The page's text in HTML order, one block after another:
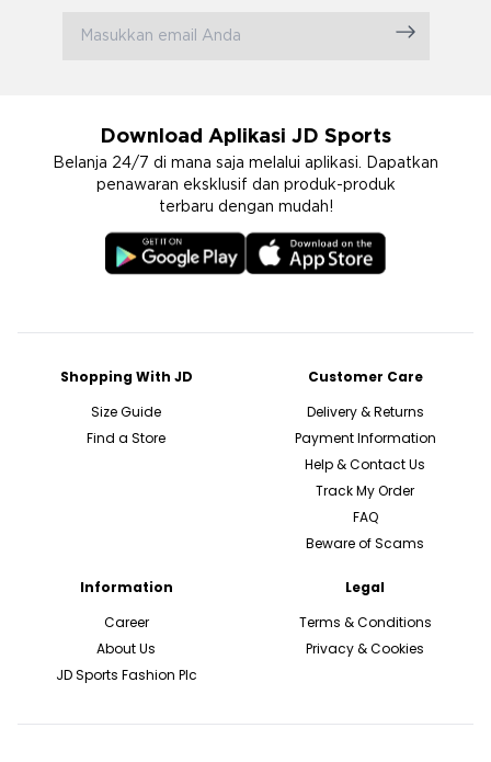
Download Aplikasi JD Sports
Belanja 24/7 di mana saja melalui aplikasi. Dapatkan
penawaran eksklusif dan produk-produk
terbaru dengan mudah!
Shopping With JD
Size Guide
Find a Store
Customer Care
Delivery & Returns
Payment Information
Help & Contact Us
Track My Order
FAQ
Beware of Scams
Information
Career
About Us
JD Sports Fashion Plc
Legal
Terms & Conditions
Privacy & Cookies